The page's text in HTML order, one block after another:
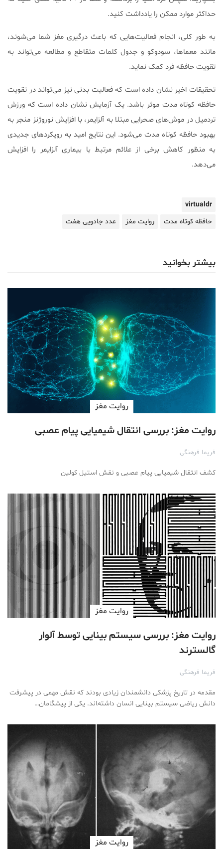
حداکثر موارد ممکن را یادداشت کنید.
به طور کلی، انجام فعالیت‌هایی که باعث درگیری مغز شما می‌شوند،
مانند معماها، سودوکو و جدول کلمات متقاطع و مطالعه می‌تواند به
تقویت حافظه فرد کمک نماید.
تحقیقات اخیر نشان داده است که فعالیت بدنی نیز می‌تواند در تقویت
حافظه کوتاه مدت موثر باشد. یک آزمایش نشان داده است که ورزش
تردمیل در موش‌های صحرایی مبتلا به آلزایمر، با افزایش نوروژنز منجر به
بهبود حافظه کوتاه مدت می‌شود. این نتایج امید به رویکردهای جدیدی
به منظور کاهش برخی از علائم مرتبط با بیماری آلزایمر را افزایش
می‌دهد.
virtualdr
حافظه کوتاه مدت
روایت مغز عدد جادویی هفت
بیشتر بخوانید
روایت مغز
روایت مغز: بررسی انتقال شیمیایی پیام عصبی
فریما فرهنگی
کشف انتقال شیمیایی پیام عصبی و نقش استیل کولین
روایت مغز
روایت مغز: بررسی سیستم بینایی توسط آلوار
گالسترند
فریما فرهنگی
مقدمه در تاریخ پزشکی دانشمندان زیادی بودند که نقش مهمی در پیشرفت
دانش ریاضی سیستم بینایی انسان داشته‌‍اند. یکی از پیشگامان…
روایت مغز